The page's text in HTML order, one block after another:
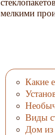
мелкими
Какие
Виды
Дом из